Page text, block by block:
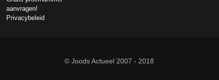
aanvragen!
Privacybeleid
© Joods Actueel 2007 - 2018